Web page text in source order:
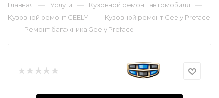
Главная — Услуги — Кузовной ремонт автомобиля —
Кузовной ремонт GEELY — Кузовной ремонт Geely Preface
— Ремонт багажника Geely Preface